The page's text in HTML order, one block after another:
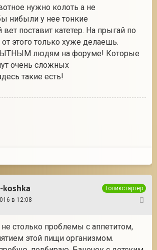
нужно колоть а не
нибыли у нее тонкие
поставит катетер. На прыгай по
этого только хуже делаешь.
людям на форуме! Которые
очень сложных
такие есть!
koshka
Топикстартер
в 12:08
не столько проблемы с аппетитом,
этой пищи организмом.